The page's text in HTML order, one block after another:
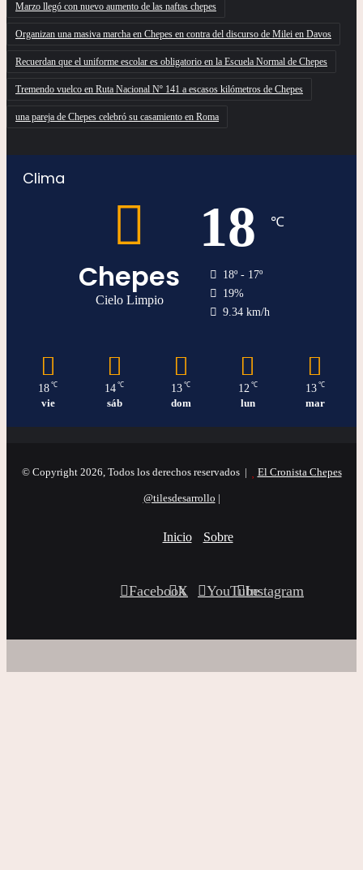
Marzo llegó con nuevo aumento de las naftas chepes
Organizan una masiva marcha en Chepes en contra del discurso de Milei en Davos
Recuerdan que el uniforme escolar es obligatorio en la Escuela Normal de Chepes
Tremendo vuelco en Ruta Nacional Nº 141 a escasos kilómetros de Chepes
una pareja de Chepes celebró su casamiento en Roma
Clima
Chepes
Cielo Limpio
18 ℃
18º - 17º
19%
9.34 km/h
18 ℃
vie
14 ℃
sáb
13 ℃
dom
12 ℃
lun
13 ℃
mar
© Copyright 2026, Todos los derechos reservados | El Cronista Chepes
@tilesdesarrollo |
Inicio Sobre
Facebook
X YouTubeInstagram